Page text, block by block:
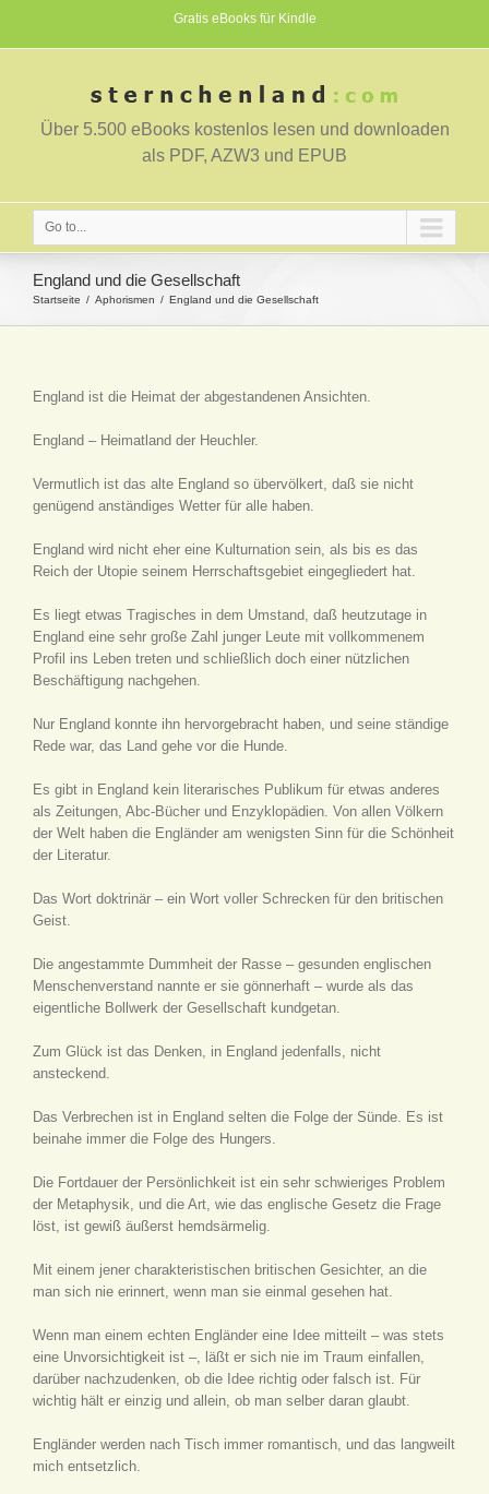
Gratis eBooks für Kindle
Über 5.500 eBooks kostenlos lesen und downloaden
als PDF, AZW3 und EPUB
Go to...
England und die Gesellschaft
Startseite Aphorismen England und die Gesellschaft
England ist die Heimat der abgestandenen Ansichten.
England – Heimatland der Heuchler.
Vermutlich ist das alte England so übervölkert, daß sie nicht
genügend anständiges Wetter für alle haben.
England wird nicht eher eine Kulturnation sein, als bis es das
Reich der Utopie seinem Herrschaftsgebiet eingegliedert hat.
Es liegt etwas Tragisches in dem Umstand, daß heutzutage in
England eine sehr große Zahl junger Leute mit vollkommenem
Profil ins Leben treten und schließlich doch einer nützlichen
Beschäftigung nachgehen.
Nur England konnte ihn hervorgebracht haben, und seine ständige
Rede war, das Land gehe vor die Hunde.
Es gibt in England kein literarisches Publikum für etwas anderes
als Zeitungen, Abc-Bücher und Enzyklopädien. Von allen Völkern
der Welt haben die Engländer am wenigsten Sinn für die Schönheit
der Literatur.
Das Wort doktrinär – ein Wort voller Schrecken für den britischen
Geist.
Die angestammte Dummheit der Rasse – gesunden englischen
Menschenverstand nannte er sie gönnerhaft – wurde als das
eigentliche Bollwerk der Gesellschaft kundgetan.
Zum Glück ist das Denken, in England jedenfalls, nicht
ansteckend.
Das Verbrechen ist in England selten die Folge der Sünde. Es ist
beinahe immer die Folge des Hungers.
Die Fortdauer der Persönlichkeit ist ein sehr schwieriges Problem
der Metaphysik, und die Art, wie das englische Gesetz die Frage
löst, ist gewiß äußerst hemdsärmelig.
Mit einem jener charakteristischen britischen Gesichter, an die
man sich nie erinnert, wenn man sie einmal gesehen hat.
Wenn man einem echten Engländer eine Idee mitteilt – was stets
eine Unvorsichtigkeit ist –, läßt er sich nie im Traum einfallen,
darüber nachzudenken, ob die Idee richtig oder falsch ist. Für
wichtig hält er einzig und allein, ob man selber daran glaubt.
Engländer werden nach Tisch immer romantisch, und das langweilt
mich entsetzlich.